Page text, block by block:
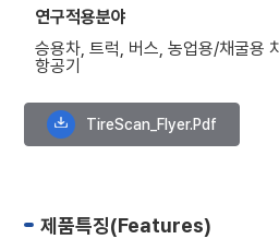
연구적용분야
승용차, 트럭, 버스, 농업용/채굴용
항공기
TireScan_Flyer.pdf
제품특징(Features)